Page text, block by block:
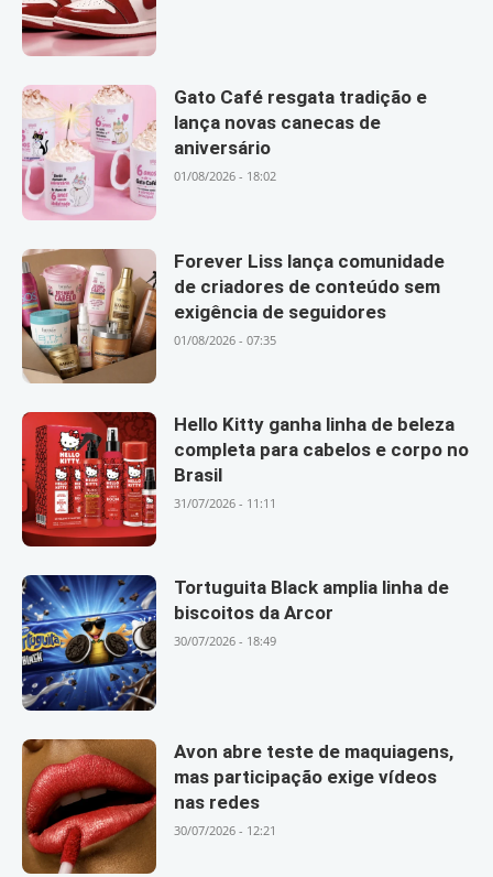
Gato Café resgata tradição e
lança novas canecas de
aniversário
01/08/2026 - 18:02
Forever Liss lança comunidade
de criadores de conteúdo sem
exigência de seguidores
01/08/2026 - 07:35
Hello Kitty ganha linha de beleza
completa para cabelos e corpo no
Brasil
31/07/2026 - 11:11
Tortuguita Black amplia linha de
biscoitos da Arcor
30/07/2026 - 18:49
Avon abre teste de maquiagens,
mas participação exige vídeos
nas redes
30/07/2026 - 12:21